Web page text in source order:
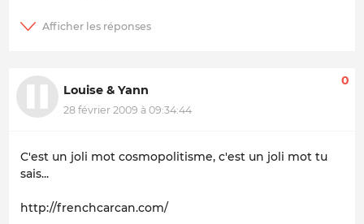
Louise & Yann
28 février 2009 à 09:34:44
0
C'est un joli mot cosmopolitisme, c'est un joli mot tu
sais...
http://frenchcarcan.com/